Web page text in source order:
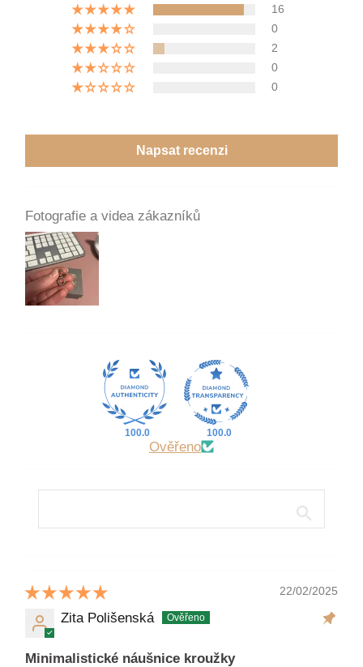
16
0
2
0
0
Napsat recenzi
Fotografie a videa zákazníků
100.0 100.0
Ověřeno
22/02/2025
Zita Polišenská
Minimalistické náušnice kroužky